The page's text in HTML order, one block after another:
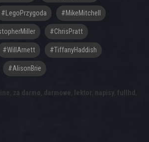
#LegoPrzygoda #MikeMitchell
#ChrisPratt
#WillArnett #TiffanyHaddish
#AlisonBrie
, za darmo, darmowe, lektor, napisy, fullhd ,